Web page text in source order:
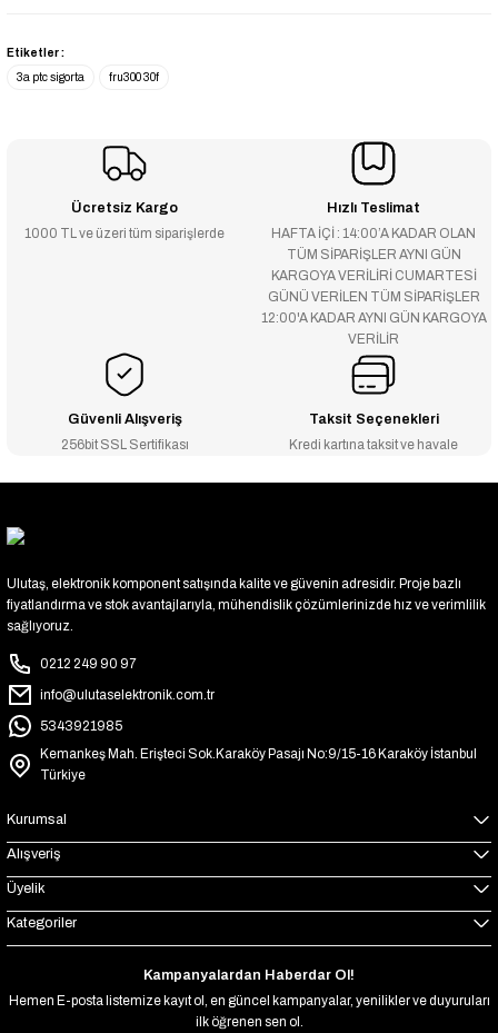
Etiketler :
3a ptc sigorta
fru300 30f
Ücretsiz Kargo
1000 TL ve üzeri tüm siparişlerde
Hızlı Teslimat
HAFTA İÇİ : 14:00’A KADAR OLAN
TÜM SİPARİŞLER AYNI GÜN
KARGOYA VERİLİRİ CUMARTESİ
GÜNÜ VERİLEN TÜM SİPARİŞLER
12:00'A KADAR AYNI GÜN KARGOYA
VERİLİR
Güvenli Alışveriş
256bit SSL Sertifikası
Taksit Seçenekleri
Kredi kartına taksit ve havale
Ulutaş, elektronik komponent satışında kalite ve güvenin adresidir. Proje bazlı
fiyatlandırma ve stok avantajlarıyla, mühendislik çözümlerinizde hız ve verimlilik
sağlıyoruz.
0212 249 90 97
info@ulutaselektronik.com.tr
5343921985
Kemankeş Mah. Erişteci Sok.Karaköy Pasajı No:9/15-16 Karaköy İstanbul
Türkiye
Kurumsal
Alışveriş
Üyelik
Kategoriler
Kampanyalardan Haberdar Ol!
Hemen E-posta listemize kayıt ol, en güncel kampanyalar, yenilikler ve duyuruları
ilk öğrenen sen ol.